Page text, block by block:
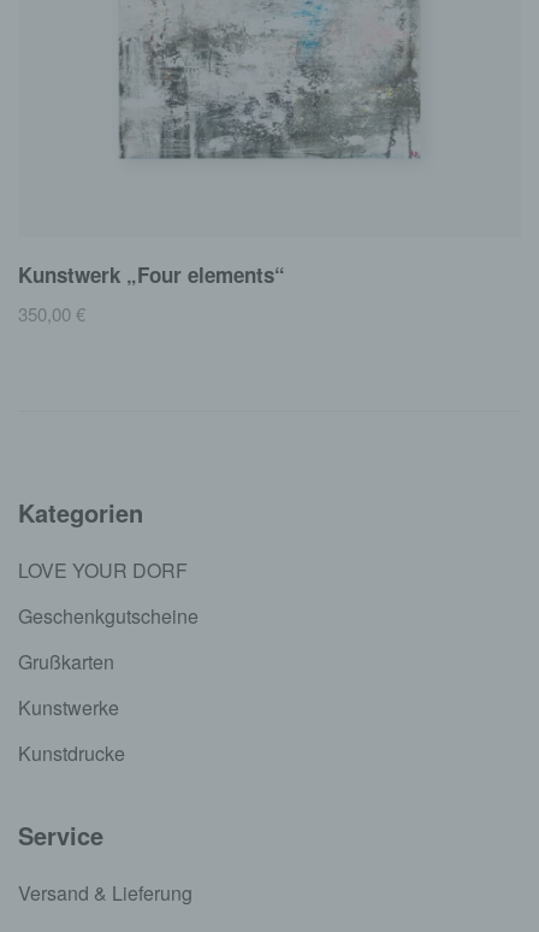
Kunstwerk „Four elements“
350,00€
Kategorien
LOVE YOUR DORF
Geschenkgutscheine
Grußkarten
Kunstwerke
Kunstdrucke
Service
Versand & Lieferung